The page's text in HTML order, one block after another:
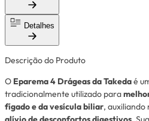
Detalhes
Descrição do Produto
O Eparema 4 Drágeas da Takedaé
tradicionalmente utilizado para
fígado e da vesícula biliar, auxiliando